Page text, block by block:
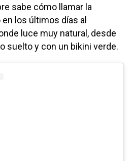
sabe cómo llamar la
los últimos días al
luce muy natural, desde
suelto y con un bikini verde.